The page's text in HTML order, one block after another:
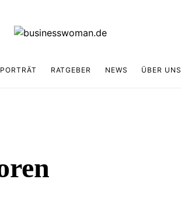
PORTRÄT RATGEBER NEWS ÜBER UNS